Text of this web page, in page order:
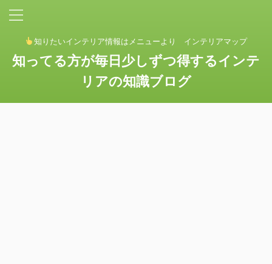
知りたいインテリア情報はメニューより インテリアマップ
知ってる方が毎日少しずつ得するインテ
リアの知識ブログ